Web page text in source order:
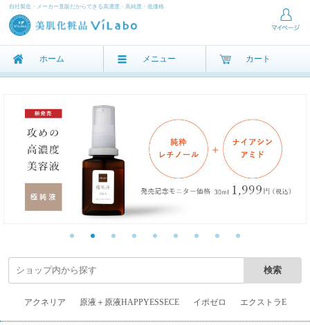
自社製造・メーカー直販だからできる高濃度・高純度・低価格
ホーム メニュー カート
アクネリア 原液＋原液HAPPYESSECE イポゼロ エクストラE